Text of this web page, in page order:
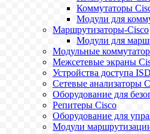
Коммутаторы
Модули для
Маршрутизаторы-Cisco
Модули для
Модульные
Межсетевые экраны
Устройства доступа
Сетевые анализаторы
Оборудование для
Репитеры Cisco
Оборудование для
Модули